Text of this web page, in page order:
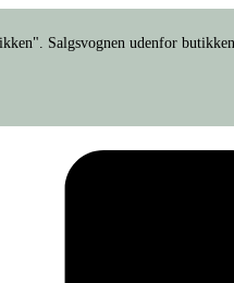
Salgsvognen udenfor